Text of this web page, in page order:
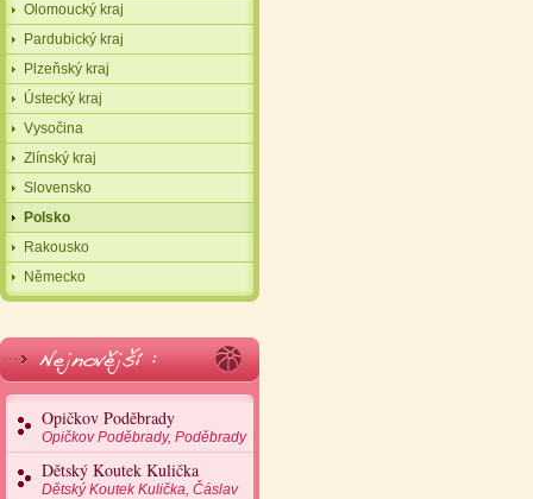
Olomoucký kraj
Pardubický kraj
Plzeňský kraj
Ústecký kraj
Vysočina
Zlínský kraj
Slovensko
Polsko
Rakousko
Německo
Opičkov Poděbrady
Opičkov Poděbrady, Poděbrady
Dětský Koutek Kulička
Dětský Koutek Kulička, Čáslav